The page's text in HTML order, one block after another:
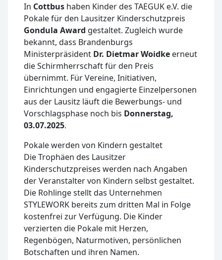
In Cottbus haben Kinder des TAEGUK e.V. die
Pokale für den Lausitzer Kinderschutzpreis
Gondula Award gestaltet. Zugleich wurde
bekannt, dass Brandenburgs
Ministerpräsident Dr. Dietmar Woidke erneut
die Schirmherrschaft für den Preis
übernimmt. Für Vereine, Initiativen,
Einrichtungen und engagierte Einzelpersonen
aus der Lausitz läuft die Bewerbungs- und
Vorschlagsphase noch bis Donnerstag,
03.07.2025.
Pokale werden von Kindern gestaltet
Die Trophäen des Lausitzer
Kinderschutzpreises werden nach Angaben
der Veranstalter von Kindern selbst gestaltet.
Die Rohlinge stellt das Unternehmen
STYLEWORK bereits zum dritten Mal in Folge
kostenfrei zur Verfügung. Die Kinder
verzierten die Pokale mit Herzen,
Regenbögen, Naturmotiven, persönlichen
Botschaften und ihren Namen.